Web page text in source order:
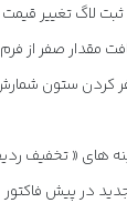
لاگ تغییر قیمت
مقدار صفر از
کردن ستون
های « تخفیف
در پیش فاکتور